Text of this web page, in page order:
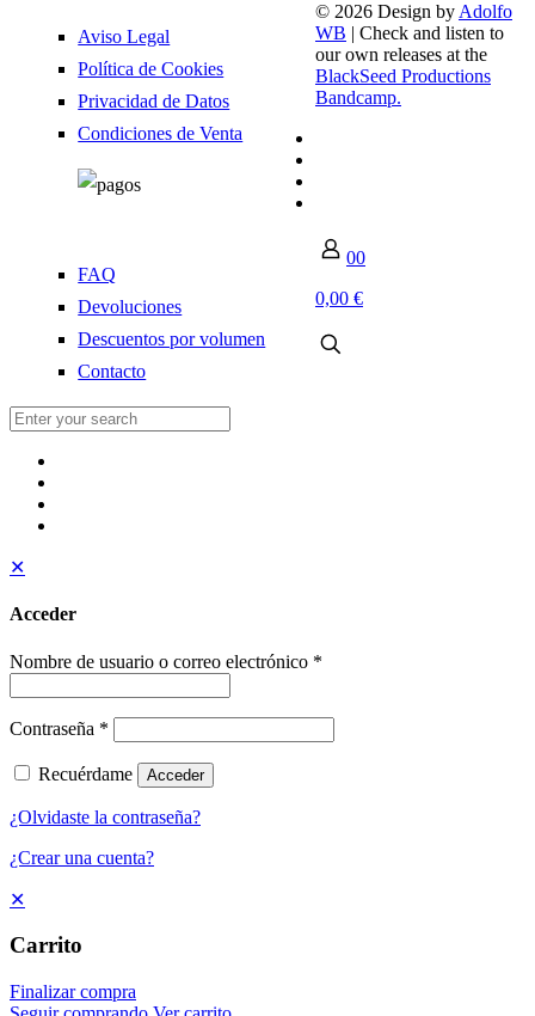
Aviso Legal
Política de Cookies
Privacidad de Datos
Condiciones de Venta
FAQ
Devoluciones
Descuentos por volumen
Contacto
© 2026 Design by Adolfo
WB | Check and listen to
our own releases at the
BlackSeed Productions
Bandcamp.
00
0,00 €
✕
Acceder
Nombre de usuario o correo electrónico *
Contraseña *
Recuérdame Acceder
¿Olvidaste la contraseña?
¿Crear una cuenta?
✕
Carrito
Finalizar compra